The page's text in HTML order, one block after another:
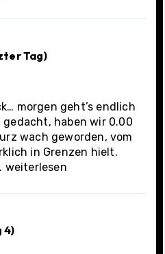
Tag)
morgen geht’s endlich
gedacht, haben wir 0.00
wach geworden, vom
in Grenzen hielt.
La
(Casa
letzter
weiterlesen
4)